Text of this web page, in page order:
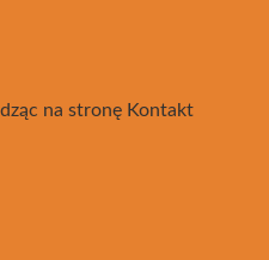
na stronę Kontakt